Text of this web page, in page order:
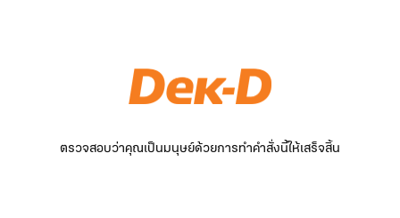
ตรวจสอบว่าคุณเป็นมนุษย์ด้วยการทำคำสั่งนี้ให้เสร็จสิ้น